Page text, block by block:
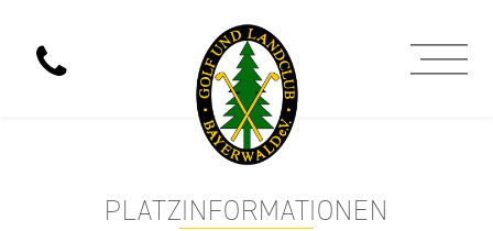
PLATZINFORMATIONEN